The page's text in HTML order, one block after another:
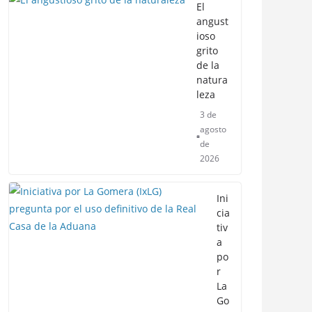
El
angust
ioso
grito
de la
natura
leza
3 de
agosto
de
2026
Ini
cia
tiv
a
po
r
La
Go